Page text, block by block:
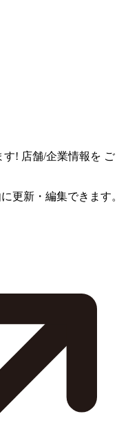
す! 店舗/企業情報を ご
更新・編集できます。